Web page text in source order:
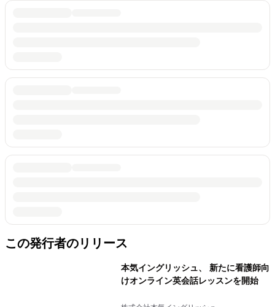
この発行者のリリース
本気イングリッシュ、 新たに看護師向
けオンライン英会話レッスンを開始